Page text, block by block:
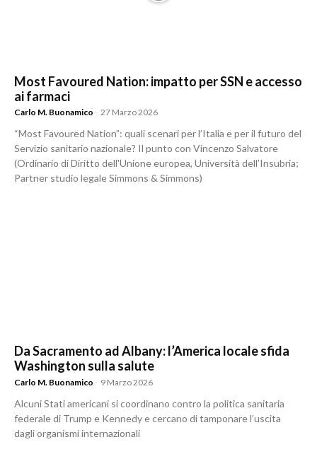
Most Favoured Nation: impatto per SSN e accesso
ai farmaci
Carlo M. Buonamico - 27 Marzo 2026
“Most Favoured Nation”: quali scenari per l’Italia e per il futuro del
Servizio sanitario nazionale? Il punto con Vincenzo Salvatore
(Ordinario di Diritto dell'Unione europea, Università dell’Insubria;
Partner studio legale Simmons & Simmons)
Da Sacramento ad Albany: l’America locale sfida
Washington sulla salute
Carlo M. Buonamico - 9 Marzo 2026
Alcuni Stati americani si coordinano contro la politica sanitaria
federale di Trump e Kennedy e cercano di tamponare l’uscita
dagli organismi internazionali